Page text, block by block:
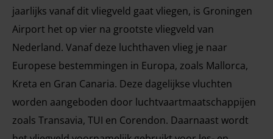
jaarlijks vanaf dit vliegveld gaat vliegen, is Groningen
Airport het op vier na grootste vliegveld van
Nederland. Vanaf deze luchthaven vlieg je naar
Europese bestemmingen in Europa, zoals Mallorca,
Kreta en Gran Canaria. Deze dagelijkse vluchten
worden aangeboden door luchtvaartmaatschappijen
zoals Transavia, TUI en Corendon. Daarnaast wordt